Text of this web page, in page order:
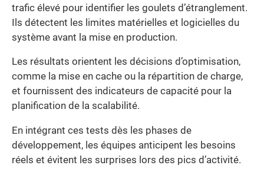
trafic élevé pour identifier les goulets d’étranglement.
Ils détectent les limites matérielles et logicielles du
système avant la mise en production.
Les résultats orientent les décisions d’optimisation,
comme la mise en cache ou la répartition de charge,
et fournissent des indicateurs de capacité pour la
planification de la scalabilité.
En intégrant ces tests dès les phases de
développement, les équipes anticipent les besoins
réels et évitent les surprises lors des pics d’activité.